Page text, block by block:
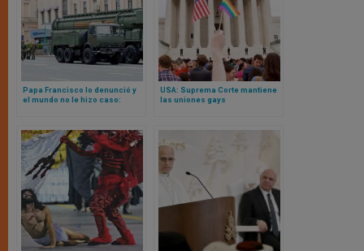
Papa Francisco lo denunció y
el mundo no le hizo caso:
USA: Suprema Corte mantiene
las uniones gays